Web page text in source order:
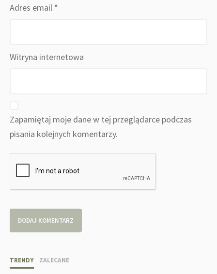
Adres email *
Witryna internetowa
Zapamiętaj moje dane w tej przeglądarce podczas
pisania kolejnych komentarzy.
TRENDY ZALECANE